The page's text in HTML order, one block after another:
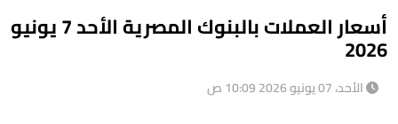
أسعار العملات بالبنوك المصرية الأحد 7 يونيو
2026
الأحد، 07 يونيو 2026 10:09 ص